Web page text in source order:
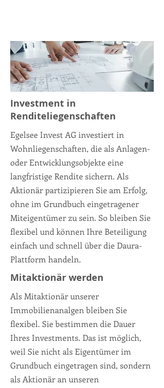
Investment in
Renditeliegenschaften
Egelsee Invest AG investiert in
Wohnliegenschaften, die als Anlagen-
oder Entwicklungsobjekte eine
langfristige Rendite sichern. Als
Aktionär partizipieren Sie am Erfolg,
ohne im Grundbuch eingetragener
Miteigentümer zu sein. So bleiben Sie
flexibel und können Ihre Beteiligung
einfach und schnell über die Daura-
Plattform handeln.
Mitaktionär werden
Als Mitaktionär unserer
Immobilienanalgen bleiben Sie
flexibel. Sie bestimmen die Dauer
Ihres Investments. Das ist möglich,
weil Sie nicht als Eigentümer im
Grundbuch eingetragen sind, sondern
als Aktionär an unseren